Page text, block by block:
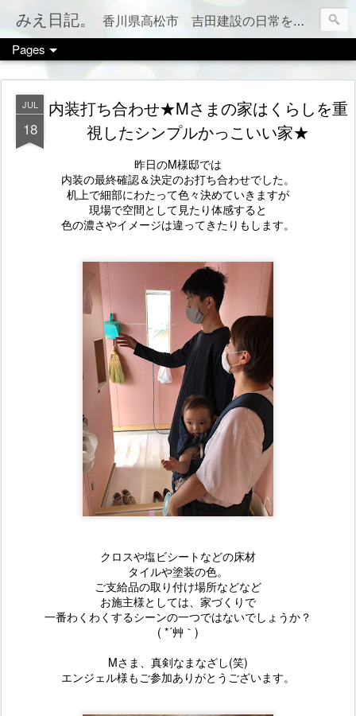
みえ日記。 香川県高松市 吉田建設の日常をお伝えします。 家づくりのこと、税金のこと、カフェやお店情報、ママ会のこと等など、カテゴリー別でもご覧いただけます（右上のメニューボタンを押してね）
Pages
JUL
18
内装打ち合わせ★Mさまの家はくらしを重
視したシンプルかっこいい家★
昨日のM様邸では
内装の最終確認＆決定のお打ち合わせでした。
机上で細部にわたって色々決めていきますが
現場で空間として見たり体感すると
色の濃さやイメージは違ってきたりもします。
クロスや塩ビシートなどの床材
タイルや塗装の色。
ご支給品の取り付け場所などなど
お施主様としては、家づくりで
一番わくわくするシーンの一つではないでしょうか？
( *´艸｀)
Mさま、真剣なまなざし(笑)
エンジェル様もご参加ありがとうございます。